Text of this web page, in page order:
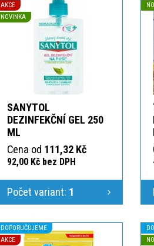
AKCE
NOVINKA
SANYTOL
DEZINFEKČNÍ GEL 250
ML
Cena od 111,32 Kč
92,00 Kč bez DPH
Počet variant: 1
DOPORUČUJEME
AKCE